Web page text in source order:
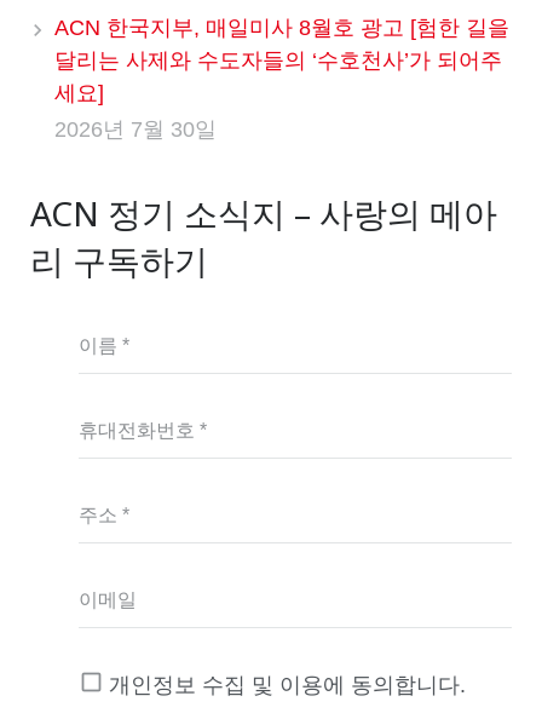
ACN 한국지부, 매일미사 8월호 광고 [험한 길을
달리는 사제와 수도자들의 ‘수호천사’가 되어주
세요]
2026년 7월 30일
ACN 정기 소식지 – 사랑의 메아
리 구독하기
이름 *
휴대전화번호 *
주소 *
이메일
개인정보 수집 및 이용에 동의합니다.